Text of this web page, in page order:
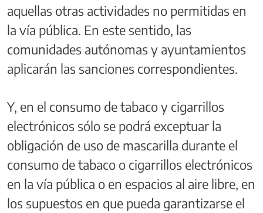
aquellas otras actividades no permitidas en
la vía pública. En este sentido, las
comunidades autónomas y ayuntamientos
aplicarán las sanciones correspondientes.
Y, en el consumo de tabaco y cigarrillos
electrónicos sólo se podrá exceptuar la
obligación de uso de mascarilla durante el
consumo de tabaco o cigarrillos electrónicos
en la vía pública o en espacios al aire libre, en
los supuestos en que pueda garantizarse el